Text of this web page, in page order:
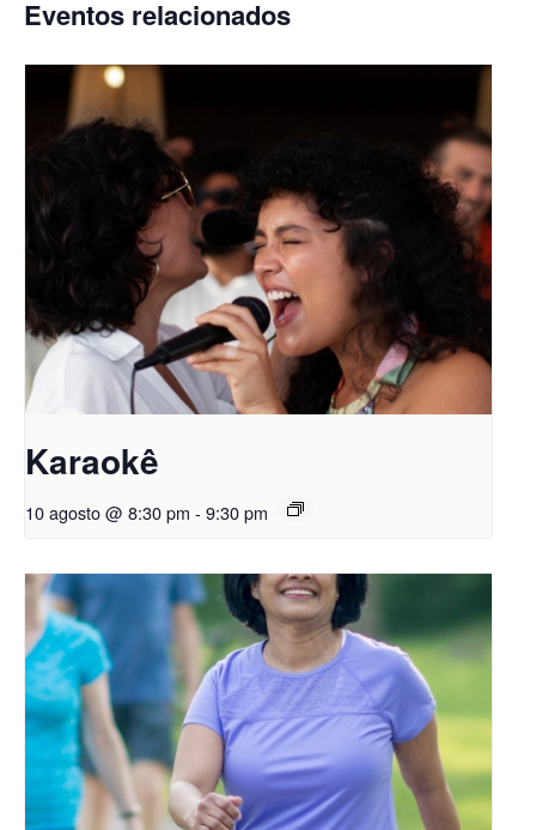
Eventos relacionados
Karaokê
10 agosto @ 8:30 pm - 9:30 pm